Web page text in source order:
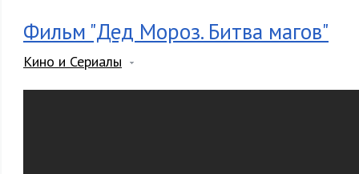
Фильм "Дед Мороз. Битва магов"
Кино и Сериалы